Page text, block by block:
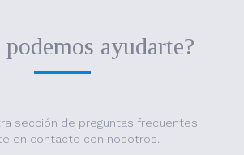
ayudarte?
sección de preguntas frecuentes
en contacto con nosotros.